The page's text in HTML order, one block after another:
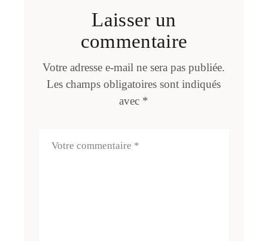
Laisser un
commentaire
Votre adresse e-mail ne sera pas publiée.
Les champs obligatoires sont indiqués
avec *